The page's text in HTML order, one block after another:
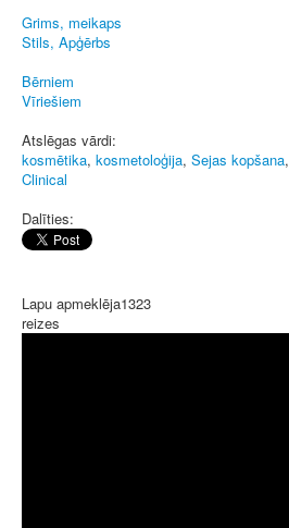
Grims, meikaps
Stils, Apģērbs
Bērniem
Vīriešiem
Atslēgas vārdi:
kosmētika, kosmetoloģija, Sejas kopšana,
Clinical
Dalīties:
Lapu apmeklēja1323
reizes